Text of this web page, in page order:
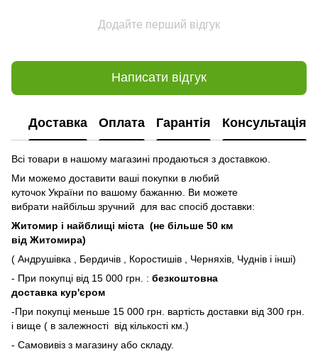
Додайте перший відгук
Написати відгук
Доставка Оплата Гарантія Консультація
Всі товари в нашому магазині продаються з доставкою.
Ми можемо доставити ваші покупки в любий
куточок України по вашому бажанню. Ви можете
вибрати найбільш зручний для вас спосіб доставки:
Житомир і найблищі міста (не більше 50 км
від Житомира)
( Андрушівка , Бердичів , Коростишів , Черняхів, Чуднів і інші)
- При покупці від 15 000 грн. : безкоштовна
доставка кур'єром
-При покупці меньше 15 000 грн. вартість доставки від 300 грн.
і вище ( в залежності від кількості км.)
- Самовивіз з магазину або складу.